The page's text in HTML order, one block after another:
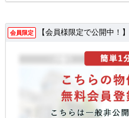
会員限定 【会員様限定で公開中！】